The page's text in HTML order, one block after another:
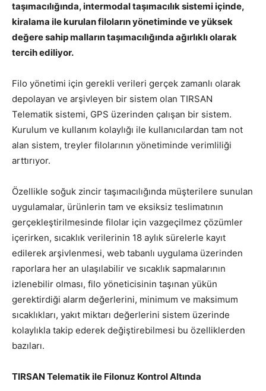
taşımacılığında, intermodal taşımacılık sistemi içinde,
kiralama ile kurulan filoların yönetiminde ve yüksek
değere sahip malların taşımacılığında ağırlıklı olarak
tercih ediliyor.
Filo yönetimi için gerekli verileri gerçek zamanlı olarak
depolayan ve arşivleyen bir sistem olan TIRSAN
Telematik sistemi, GPS üzerinden çalışan bir sistem.
Kurulum ve kullanım kolaylığı ile kullanıcılardan tam not
alan sistem, treyler filolarının yönetiminde verimliliği
arttırıyor.
Özellikle soğuk zincir taşımacılığında müşterilere sunulan
uygulamalar, ürünlerin tam ve eksiksiz teslimatının
gerçekleştirilmesinde filolar için vazgeçilmez çözümler
içerirken, sıcaklık verilerinin 18 aylık sürelerle kayıt
edilerek arşivlenmesi, web tabanlı uygulama üzerinden
raporlara her an ulaşılabilir ve sıcaklık sapmalarının
izlenebilir olması, filo yöneticisinin taşınan yükün
gerektirdiği alarm değerlerini, minimum ve maksimum
sıcaklıkları, yakıt miktarı değerlerini sistem üzerinde
kolaylıkla takip ederek değiştirebilmesi bu özelliklerden
bazıları.
TIRSAN Telematik ile Filonuz Kontrol Altında